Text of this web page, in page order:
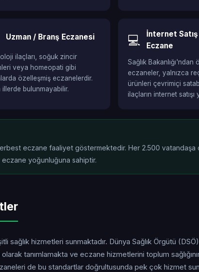
Uzman / Branş Eczanesi
ilaçları, soğuk zincir
veya homeopati gibi
özelleşmiş eczanelerdir.
illerde bulunmayabilir.
💻
İnternet
Eczane
Sağlık Bakanlığı'ndan
eczaneler, yalnızca
ürünleri çevrimiçi
ilaçların internet satışı
eczane faaliyet göstermektedir. Her 2.500 vatandaşa
eczane yoğunluğuna sahiptir.
sağlık hizmetleri sunmaktadır. Dünya Sağlık Örgütü
tanımlamakta ve eczane hizmetlerini toplum
de bu standartlar doğrultusunda pek çok hizmet